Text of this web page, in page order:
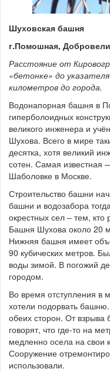
Шуховская башня
г.Помошная,
Расстояние от
«бетонке» до
километров до города.
Водонапорная башня в
гиперболоидных
великого инженера и
Шухова. Всего в мире
десятка, хотя великий
сотен. Самая известная
Шаболовке в Москве.
Строительство башни
башни и водозабора
окрестных сел – тем,
Башня Шухова около 20
Нижняя башня имеет
90 кубических метров.
воды зимой. В погожий
городом.
Во время отступления в
хотели подорвать
обеих сторон. От взрыва
говорят, что где-то на
медленно осела на свои
Сооружение
использовали.